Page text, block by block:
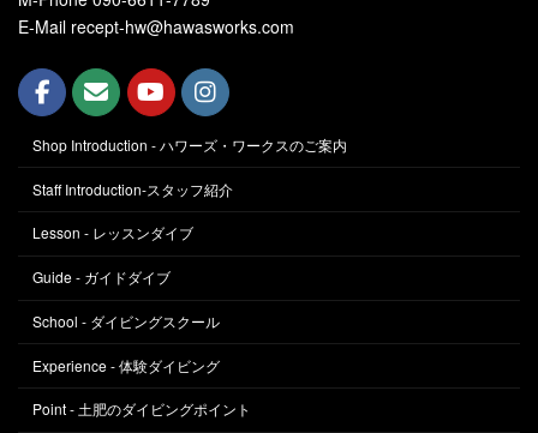
E-Mail recept-hw@hawasworks.com
Shop Introduction - ハワーズ・ワークスのご案内
Staff Introduction-スタッフ紹介
Lesson - レッスンダイブ
Guide - ガイドダイブ
School - ダイビングスクール
Experience - 体験ダイビング
Point - 土肥のダイビングポイント